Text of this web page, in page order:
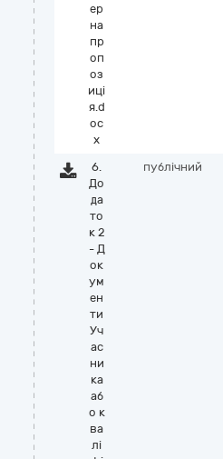
ер
на
пр
оп
оз
иці
я.d
oc
x
6.
До
да
то
к 2
- Д
ок
ум
ен
ти
Уч
ас
ни
ка
аб
о к
ва
лі
публічний